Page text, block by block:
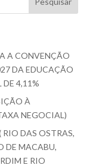
A CONVENÇÃO
DA EDUCAÇÃO
DE 4,11%
À
NEGOCIAL)
DAS OSTRAS,
DE MACABU,
E RIO